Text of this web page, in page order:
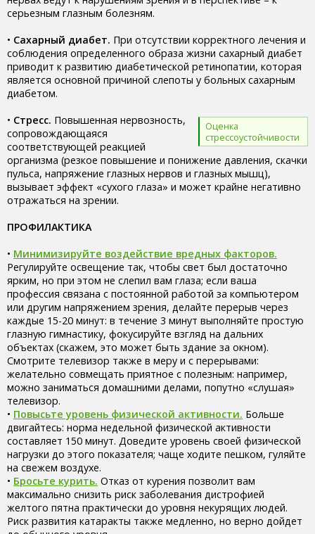
серьезным глазным болезням.
• Сахарный диабет. При отсутствии корректного лечения и
соблюдения определенного образа жизни сахарный диабет
приводит к развитию диабетической ретинопатии, которая
является основной причиной слепоты у больных сахарным
диабетом.
• Стресс.
Оценка
стрессоустойчивости
Повышенная нервозность,
сопровождающаяся
соответствующей реакцией
организма (резкое повышение и понижение давления, скачки
пульса, напряжение глазных нервов и глазных мышц),
вызывает эффект «сухого глаза» и может крайне негативно
отражаться на зрении.
ПРОФИЛАКТИКА
• Минимизируйте воздействие вредных факторов.
Регулируйте освещение так, чтобы свет был достаточно
ярким, но при этом не слепил вам глаза; если ваша
профессия связана с постоянной работой за компьютером
или другим напряжением зрения, делайте перерыв через
каждые 15-20 минут: в течение 3 минут выполняйте простую
глазную гимнастику, фокусируйте взгляд на дальних
объектах (скажем, это может быть здание за окном).
Смотрите телевизор также в меру и с перерывами:
желательно совмещать приятное с полезным: например,
можно заниматься домашними делами, попутно «слушая»
телевизор.
• Повысьте уровень физической активности. Больше
двигайтесь: норма недельной физической активности
составляет 150 минут. Доведите уровень своей физической
нагрузки до этого показателя; чаще ходите пешком, гуляйте
на свежем воздухе.
• Бросьте курить. Отказ от курения позволит вам
максимально снизить риск заболевания дистрофией
желтого пятна практически до уровня некурящих людей.
Риск развития катаракты также медленно, но верно дойдет